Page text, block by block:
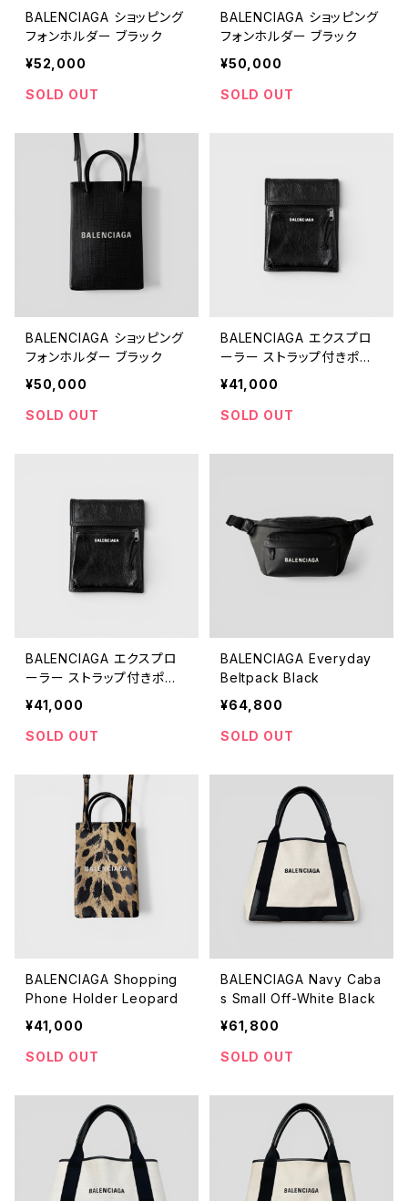
BALENCIAGA ショッピング
フォンホルダー ブラック
¥52,000
SOLD OUT
BALENCIAGA ショッピング
フォンホルダー ブラック
¥50,000
SOLD OUT
BALENCIAGA ショッピング
フォンホルダー ブラック
¥50,000
SOLD OUT
BALENCIAGA エクスプロ
ーラー ストラップ付きポー
チ ブラック
¥41,000
SOLD OUT
BALENCIAGA エクスプロ
ーラー ストラップ付きポー
チ ブラック
¥41,000
SOLD OUT
BALENCIAGA Everyday
Beltpack Black
¥64,800
SOLD OUT
BALENCIAGA Shopping
Phone Holder Leopard
¥41,000
SOLD OUT
BALENCIAGA Navy Caba
s Small Off-White Black
¥61,800
SOLD OUT